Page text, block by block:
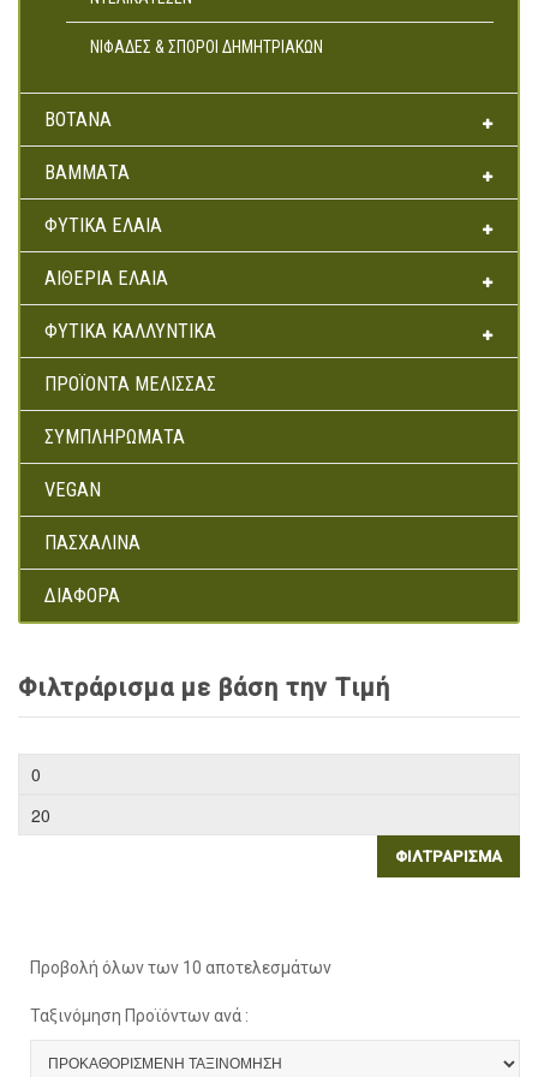
Ντελικατέσεν
ΝΙΦΆΔΕΣ & ΣΠΌΡΟΙ ΔΗΜΗΤΡΙΑΚΏΝ
ΒΌΤΑΝΑ
ΒΆΜΜΑΤΑ
ΦΥΤΙΚΆ ΈΛΑΙΑ
ΑΙΘΈΡΙΑ ΈΛΑΙΑ
ΦΥΤΙΚΆ ΚΑΛΛΥΝΤΙΚΆ
ΠΡΟΪΌΝΤΑ ΜΈΛΙΣΣΑΣ
ΣΥΜΠΛΗΡΏΜΑΤΑ
VEGAN
ΠΑΣΧΑΛΙΝΆ
ΔΙΆΦΟΡΑ
Φιλτράρισμα με βάση την Τιμή
ΦΙΛΤΡΆΡΙΣΜΑ
Προβολή όλων των 10 αποτελεσμάτων
Ταξινόμηση Προϊόντων ανά :